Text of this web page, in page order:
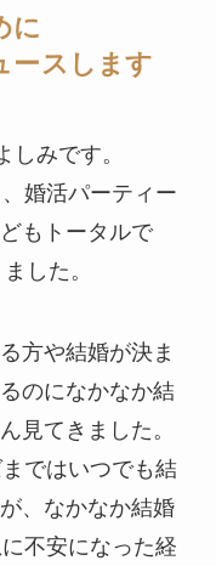
に
ースします
みです。
婚活パーティー
もトータルで
した。
方や結婚が決ま
のになかなか結
見てきました。
ではいつでも結
、なかなか結婚
不安になった経